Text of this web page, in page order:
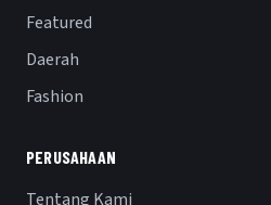
Featured
Daerah
Fashion
PERUSAHAAN
Tentang Kami